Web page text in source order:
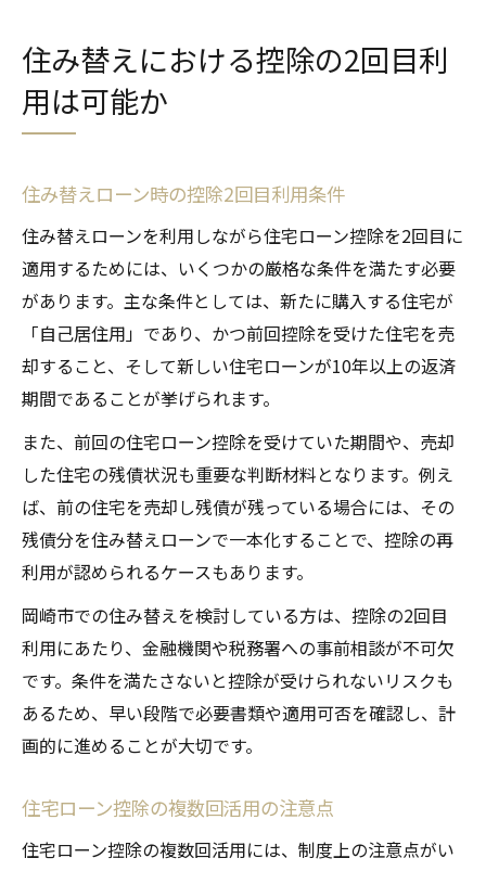
住み替えにおける控除の2回目利
用は可能か
住み替えローン時の控除2回目利用条件
住み替えローンを利用しながら住宅ローン控除を2回目に
適用するためには、いくつかの厳格な条件を満たす必要
があります。主な条件としては、新たに購入する住宅が
「自己居住用」であり、かつ前回控除を受けた住宅を売
却すること、そして新しい住宅ローンが10年以上の返済
期間であることが挙げられます。
また、前回の住宅ローン控除を受けていた期間や、売却
した住宅の残債状況も重要な判断材料となります。例え
ば、前の住宅を売却し残債が残っている場合には、その
残債分を住み替えローンで一本化することで、控除の再
利用が認められるケースもあります。
岡崎市での住み替えを検討している方は、控除の2回目
利用にあたり、金融機関や税務署への事前相談が不可欠
です。条件を満たさないと控除が受けられないリスクも
あるため、早い段階で必要書類や適用可否を確認し、計
画的に進めることが大切です。
住宅ローン控除の複数回活用の注意点
住宅ローン控除の複数回活用には、制度上の注意点がい